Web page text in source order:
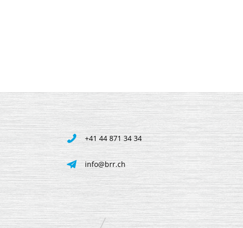
+41 44 871 34 34
info@brr.ch